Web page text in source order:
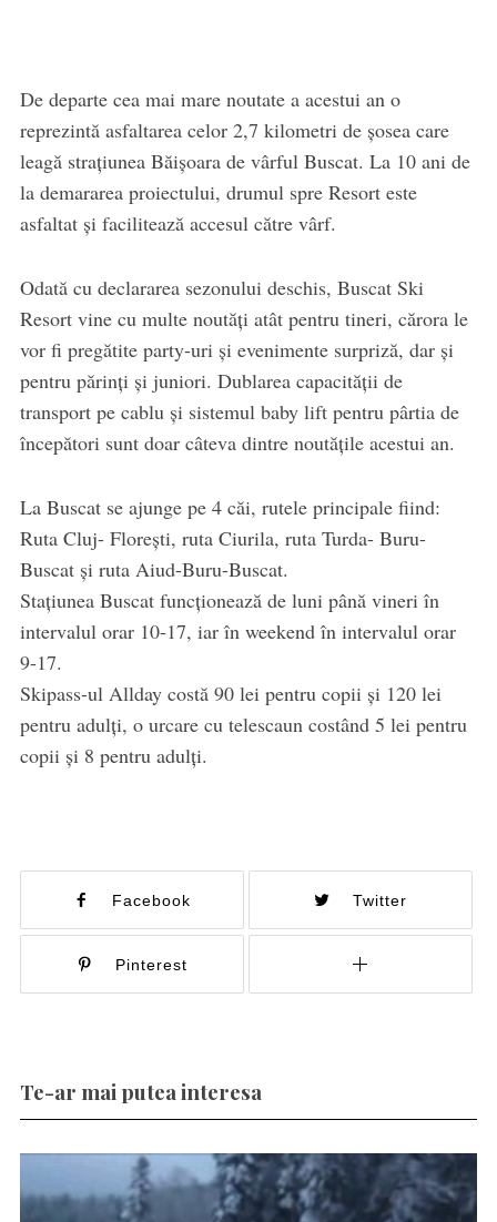
De departe cea mai mare noutate a acestui an o
reprezintă asfaltarea celor 2,7 kilometri de șosea care
leagă strațiunea Băișoara de vârful Buscat. La 10 ani de
la demararea proiectului, drumul spre Resort este
asfaltat și facilitează accesul către vârf.
Odată cu declararea sezonului deschis, Buscat Ski
Resort vine cu multe noutăți atât pentru tineri, cărora le
vor fi pregătite party-uri și evenimente surpriză, dar și
pentru părinți și juniori. Dublarea capacității de
transport pe cablu și sistemul baby lift pentru pârtia de
începători sunt doar câteva dintre noutățile acestui an.
La Buscat se ajunge pe 4 căi, rutele principale fiind:
Ruta Cluj- Florești, ruta Ciurila, ruta Turda- Buru-
Buscat și ruta Aiud-Buru-Buscat.
Stațiunea Buscat funcționează de luni până vineri în
intervalul orar 10-17, iar în weekend în intervalul orar
9-17.
Skipass-ul Allday costă 90 lei pentru copii și 120 lei
pentru adulți, o urcare cu telescaun costând 5 lei pentru
copii și 8 pentru adulți.
Facebook Twitter
Pinterest
Te-ar mai putea interesa